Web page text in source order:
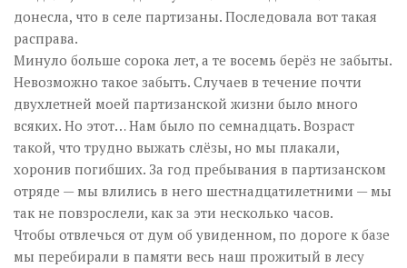
донесла, что в селе партизаны. Последовала вот такая
расправа.
Минуло больше сорока лет, а те восемь берёз не забыты.
Невозможно такое забыть. Случаев в течение почти
двухлетней моей партизанской жизни было много
всяких. Но этот… Нам было по семнадцать. Возраст
такой, что трудно выжать слёзы, но мы плакали,
хоронив погибших. За год пребывания в партизанском
отряде — мы влились в него шестнадцатилетними — мы
так не повзрослели, как за эти несколько часов.
Чтобы отвлечься от дум об увиденном, по дороге к базе
мы перебирали в памяти весь наш прожитый в лесу